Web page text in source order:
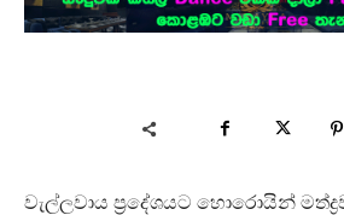
වැල්ලවාය ප්‍රදේශයට හොරොයින්